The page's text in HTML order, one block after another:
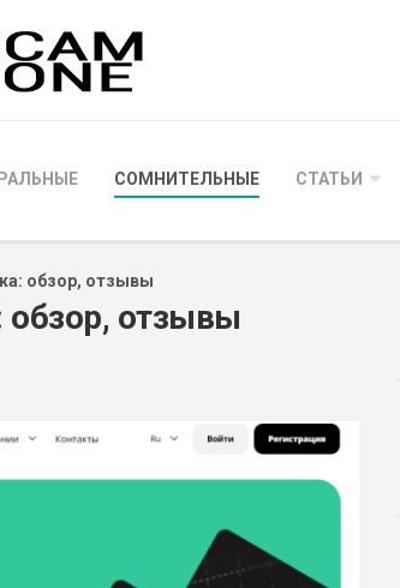
СОМНИТЕЛЬНЫЕ СТАТЬИ
обзор, отзывы
обзор, отзывы